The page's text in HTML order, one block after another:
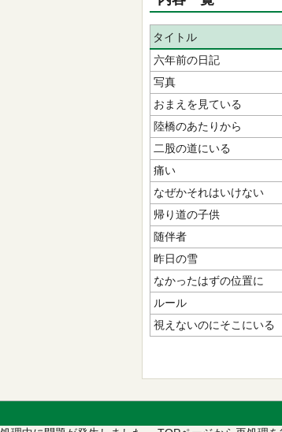
タイトル
六年前の日記
写真
おまえを見ている
陸橋のあたりから
二股の道にいる
痛い
なぜかそれはいけない
帰り道の子供
随伴者
昨日の雪
なかったはずの位置に
ルール
視えないのにそこにいる